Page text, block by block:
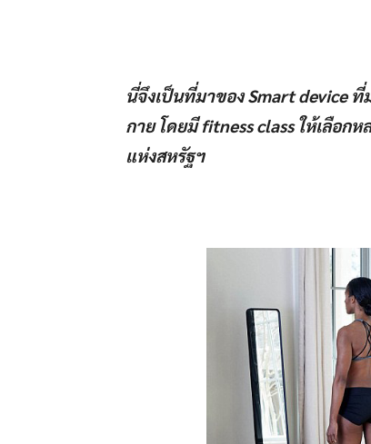
นี่จึงเป็นที่มาของSmart device
กาย โดยมีfitness classให้เลือกห
แห่งสหรัฐฯ